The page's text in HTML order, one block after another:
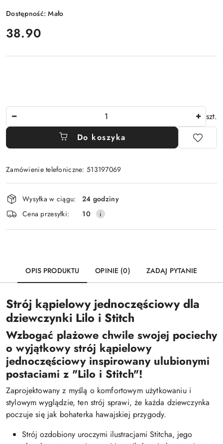
Dostępność:Mało
cena:
38.90
szt.
Do koszyka
Zamówienie telefoniczne: 513197069
Dostępność
i
dostawa
Wysyłka w ciągu:
24 godziny
Cena przesyłki:
10
OPIS PRODUKTU OPINIE (0) ZADAJ PYTANIE
Strój kąpielowy jednoczęściowy dla
dziewczynki Lilo i Stitch
Wzbogać plażowe chwile swojej pociechy
o wyjątkowystrój kąpielowy
jednoczęściowy inspirowany ulubionymi
postaciami z "Lilo i Stitch"!
Zaprojektowany z myślą o komfortowym użytkowaniu i
stylowym wyglądzie, ten strój sprawi, że każda dziewczynka
poczuje się jak bohaterka hawajskiej przygody.
Strój ozdobiony uroczymi ilustracjami Stitcha, jego